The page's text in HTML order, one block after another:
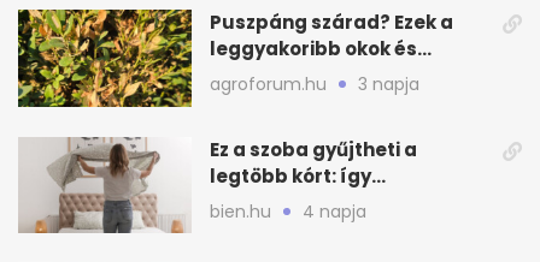
Puszpáng szárad? Ezek a
leggyakoribb okok és
teendők
agroforum.hu 3 napja
Ez a szoba gyűjtheti a
legtöbb kórt: így
mélytisztítsd otthon
bien.hu 4 napja